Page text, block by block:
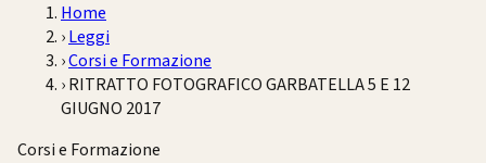
Home
›Leggi
›Corsi e Formazione
›RITRATTO FOTOGRAFICO GARBATELLA 5 E 12
GIUGNO 2017
Corsi e Formazione